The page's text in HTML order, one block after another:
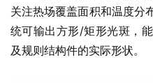
关注热场覆盖面积和温度分
统可输出方形/矩形光斑，
及规则结构件的实际形状。